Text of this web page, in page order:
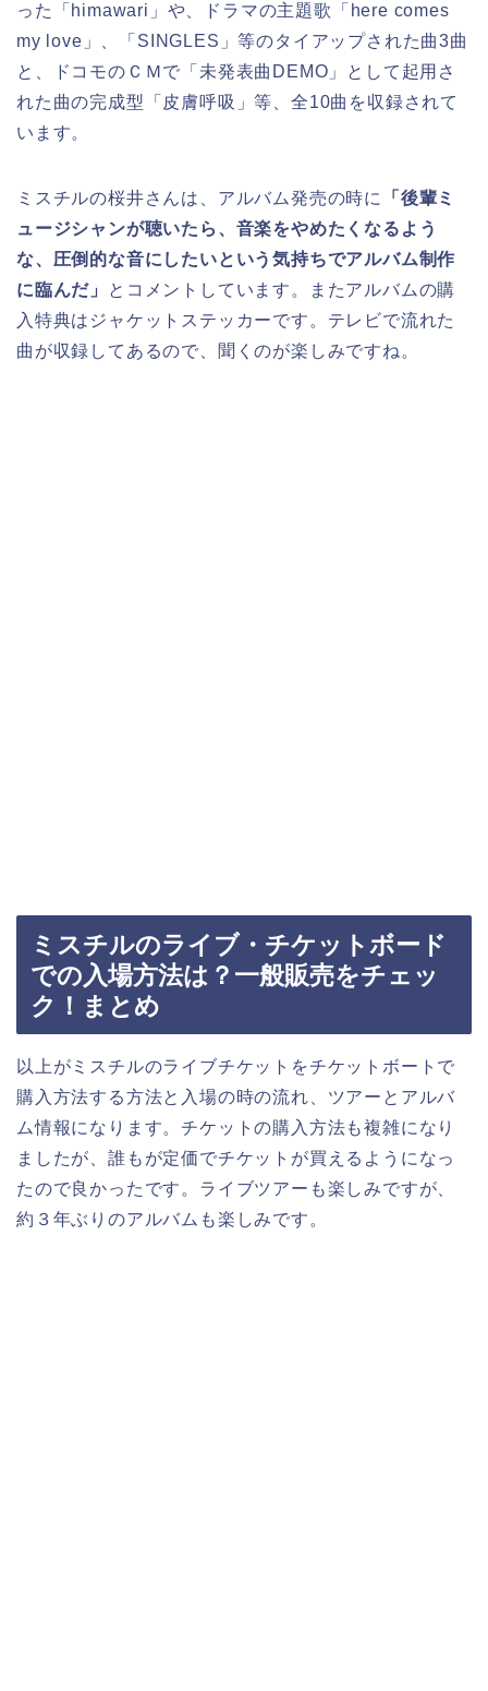
った「himawari」や、ドラマの主題歌「here comes
my love」、「SINGLES」等のタイアップされた曲3曲
と、ドコモのＣＭで「未発表曲DEMO」として起用さ
れた曲の完成型「皮膚呼吸」等、全10曲を収録されて
います。
ミスチルの桜井さんは、アルバム発売の時に
「後輩ミ
ュージシャンが聴いたら、音楽をやめたくなるよう
な、圧倒的な音にしたいという気持ちでアルバム制作
に臨んだ」
とコメントしています。またアルバムの購
入特典はジャケットステッカーです。テレビで流れた
曲が収録してあるので、聞くのが楽しみですね。
ミスチルのライブ・チケットボード
での入場方法は？一般販売をチェッ
ク！まとめ
以上がミスチルのライブチケットをチケットボートで
購入方法する方法と入場の時の流れ、ツアーとアルバ
ム情報になります。チケットの購入方法も複雑になり
ましたが、誰もが定価でチケットが買えるようになっ
たので良かったです。ライブツアーも楽しみですが、
約３年ぶりのアルバムも楽しみです。